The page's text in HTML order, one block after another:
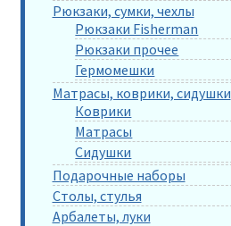
Рюкзаки, сумки, чехлы
Рюкзаки Fisherman
Рюкзаки прочее
Гермомешки
Матрасы, коврики, сидушки
Коврики
Матрасы
Сидушки
Подарочные наборы
Столы, стулья
Арбалеты, луки